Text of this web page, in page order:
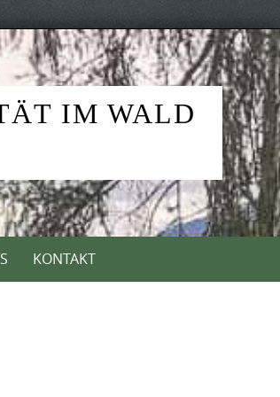
IM WALD
KONTAKT